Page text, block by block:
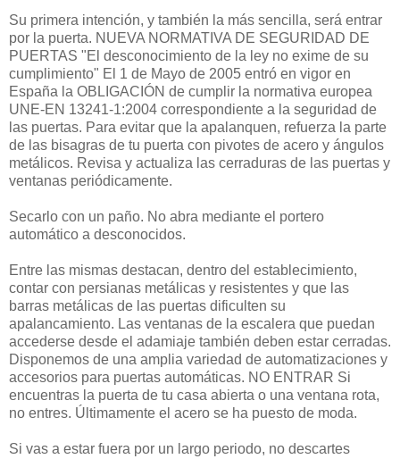
Su primera intención, y también la más sencilla, será entrar
por la puerta. NUEVA NORMATIVA DE SEGURIDAD DE
PUERTAS "El desconocimiento de la ley no exime de su
cumplimiento" El 1 de Mayo de 2005 entró en vigor en
España la OBLIGACIÓN de cumplir la normativa europea
UNE-EN 13241-1:2004 correspondiente a la seguridad de
las puertas. Para evitar que la apalanquen, refuerza la parte
de las bisagras de tu puerta con pivotes de acero y ángulos
metálicos. Revisa y actualiza las cerraduras de las puertas y
ventanas periódicamente.
Secarlo con un paño. No abra mediante el portero
automático a desconocidos.
Entre las mismas destacan, dentro del establecimiento,
contar con persianas metálicas y resistentes y que las
barras metálicas de las puertas dificulten su
apalancamiento. Las ventanas de la escalera que puedan
accederse desde el adamiaje también deben estar cerradas.
Disponemos de una amplia variedad de automatizaciones y
accesorios para puertas automáticas. NO ENTRAR Si
encuentras la puerta de tu casa abierta o una ventana rota,
no entres. Últimamente el acero se ha puesto de moda.
Si vas a estar fuera por un largo periodo, no descartes